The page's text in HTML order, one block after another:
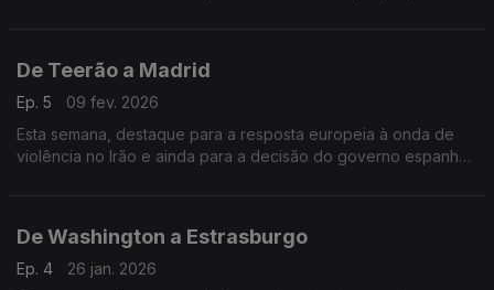
De Teerão a Madrid
Ep. 5
09 fev. 2026
Esta semana, destaque para a resposta europeia à onda de
violência no Irão e ainda para a decisão do governo espanhol
De Washington a Estrasburgo
Ep. 4
26 jan. 2026